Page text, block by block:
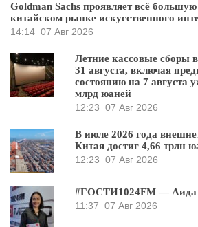
Goldman Sachs проявляет всё
китайском рынке искусственного
14:14 07 Авг 2026
Летние кассовые сборы
31 августа, включая
состоянию на 7 августа
млрд юаней
12:23 07 Авг 2026
В июле 2026 года
Китая достиг 4,66 трлн
12:23 07 Авг 2026
#ГОСТИ1024FM — Аида
11:37 07 Авг 2026